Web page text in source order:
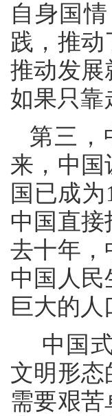
自身国
践，推
推动发展
如果只靠
第三，
来，中国
国已成
中国直接
去十年，
中国人
巨大的
中国
文明形态
需要艰苦